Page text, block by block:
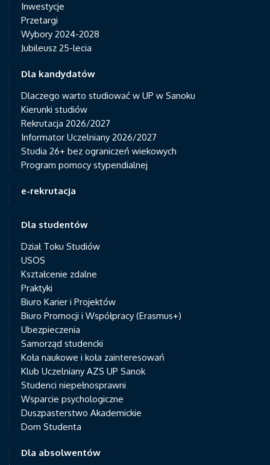
Inwestycje
Przetargi
Wybory 2024-2028
Jubileusz 25-lecia
Dla kandydatów
Dlaczego warto studiować w UP w Sanoku
Kierunki studiów
Rekrutacja 2026/2027
Informator Uczelniany 2026/2027
Studia 26+ bez ograniczeń wiekowych
Program pomocy stypendialnej
e-rekrutacja
Dla studentów
Dział Toku Studiów
USOS
Kształcenie zdalne
Praktyki
Biuro Karier i Projektów
Biuro Promocji i Współpracy (Erasmus+)
Ubezpieczenia
Samorząd studencki
Koła naukowe i koła zainteresowań
Klub Uczelniany AZS UP Sanok
Studenci niepełnosprawni
Wsparcie psychologiczne
Duszpasterstwo Akademickie
Dom Studenta
Dla absolwentów